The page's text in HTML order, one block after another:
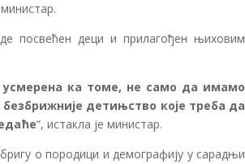
посвећен деци и прилагођен њиховим
ка томе, не само да имамо
детињство које треба да
“, истакла је министар.
о породици и демографију у сарадњи